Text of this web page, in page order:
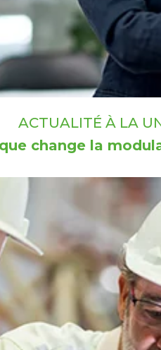
ACTUALITÉ À LA
change la